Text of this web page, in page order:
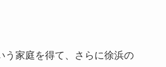
う家庭を得て、さらに徐浜の